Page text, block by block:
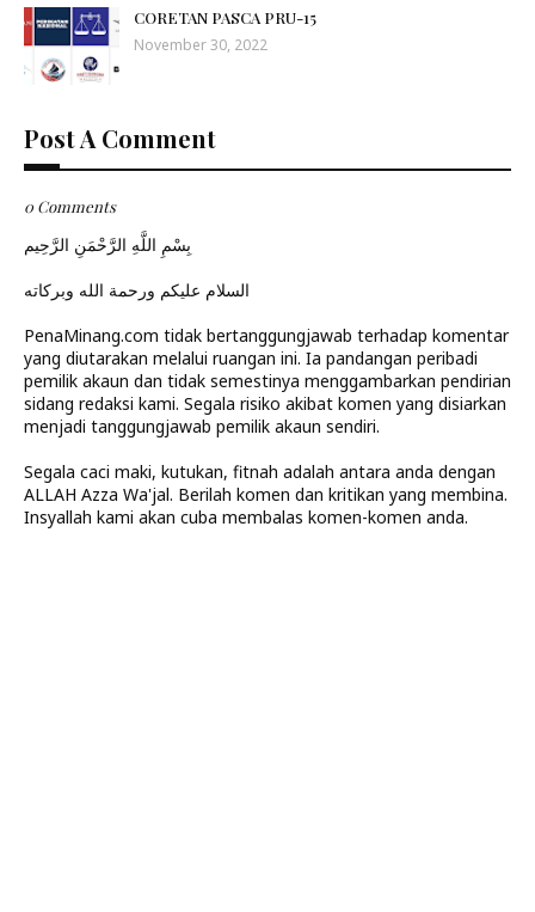
CORETAN PASCA PRU-15
November 30, 2022
Post A Comment
0 Comments
بِسْمِ اللَّهِ الرَّحْمَنِ الرَّحِيم
السلام عليكم ورحمة الله وبركاته
PenaMinang.com tidak bertanggungjawab terhadap komentar
yang diutarakan melalui ruangan ini. Ia pandangan peribadi
pemilik akaun dan tidak semestinya menggambarkan pendirian
sidang redaksi kami. Segala risiko akibat komen yang disiarkan
menjadi tanggungjawab pemilik akaun sendiri.
Segala caci maki, kutukan, fitnah adalah antara anda dengan
ALLAH Azza Wa'jal. Berilah komen dan kritikan yang membina.
Insyallah kami akan cuba membalas komen-komen anda.